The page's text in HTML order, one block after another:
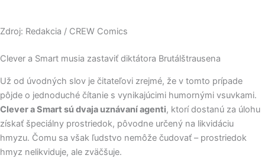
Zdroj: Redakcia / CREW Comics
Clever a Smart musia zastaviť diktátora Brutálštrausena
Už od úvodných slov je čitateľovi zrejmé, že v tomto prípade
pôjde o jednoduché čítanie s vynikajúcimi humornými vsuvkami.
Clever a Smart sú dvaja uznávaní agenti, ktorí dostanú za úlohu
získať špeciálny prostriedok, pôvodne určený na likvidáciu
hmyzu. Čomu sa však ľudstvo nemôže čudovať – prostriedok
hmyz nelikviduje, ale zväčšuje.